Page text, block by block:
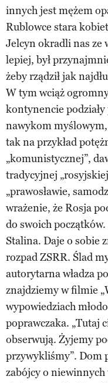
innych jest mężem
Rublowce stara
Jelcyn okradli nas ze
lepiej, był
żeby rządził jak
W tym wciąż
kontynencie
nawykom
tak na przykład
„komunistycznej”,
tradycyjnej
„prawosławie,
wrażenie, że Rosja
do swoich
Stalina. Daje o sobie
rozpad ZSRR. Ślad
autorytarna władza
znajdziemy w filmie
wypowiedziach
poprawczaka. „Tutaj
obserwują. Żyjemy
przywykliśmy”. Dom
zabójcy o niewinnych